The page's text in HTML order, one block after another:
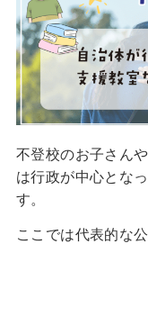
不登校のお子さん
は行政が中心とな
す。
ここでは代表的な